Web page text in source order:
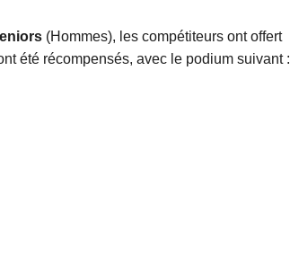
(Hommes), les compétiteurs ont offert
été récompensés, avec le podium suivant :